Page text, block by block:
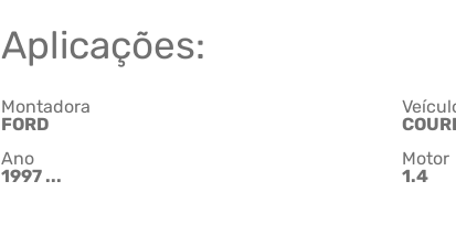
Aplicações:
Montadora
FORD
Ano
1997 ...
Motor
1.4